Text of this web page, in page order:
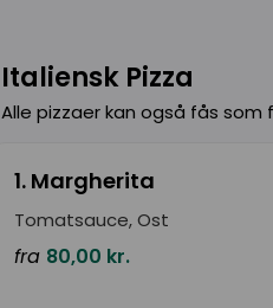
Italiensk Pizza
Alle pizzaer kan også fås som
1. Margherita
Tomatsauce, Ost
fra 80,00 kr.